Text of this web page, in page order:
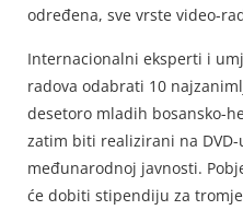
određena, sve vrste video-
Internacionalni eksperti i
radova odabrati 10
desetoro mladih bosansko-
zatim biti realizirani na
međunarodnoj javnosti.
će dobiti stipendiju za